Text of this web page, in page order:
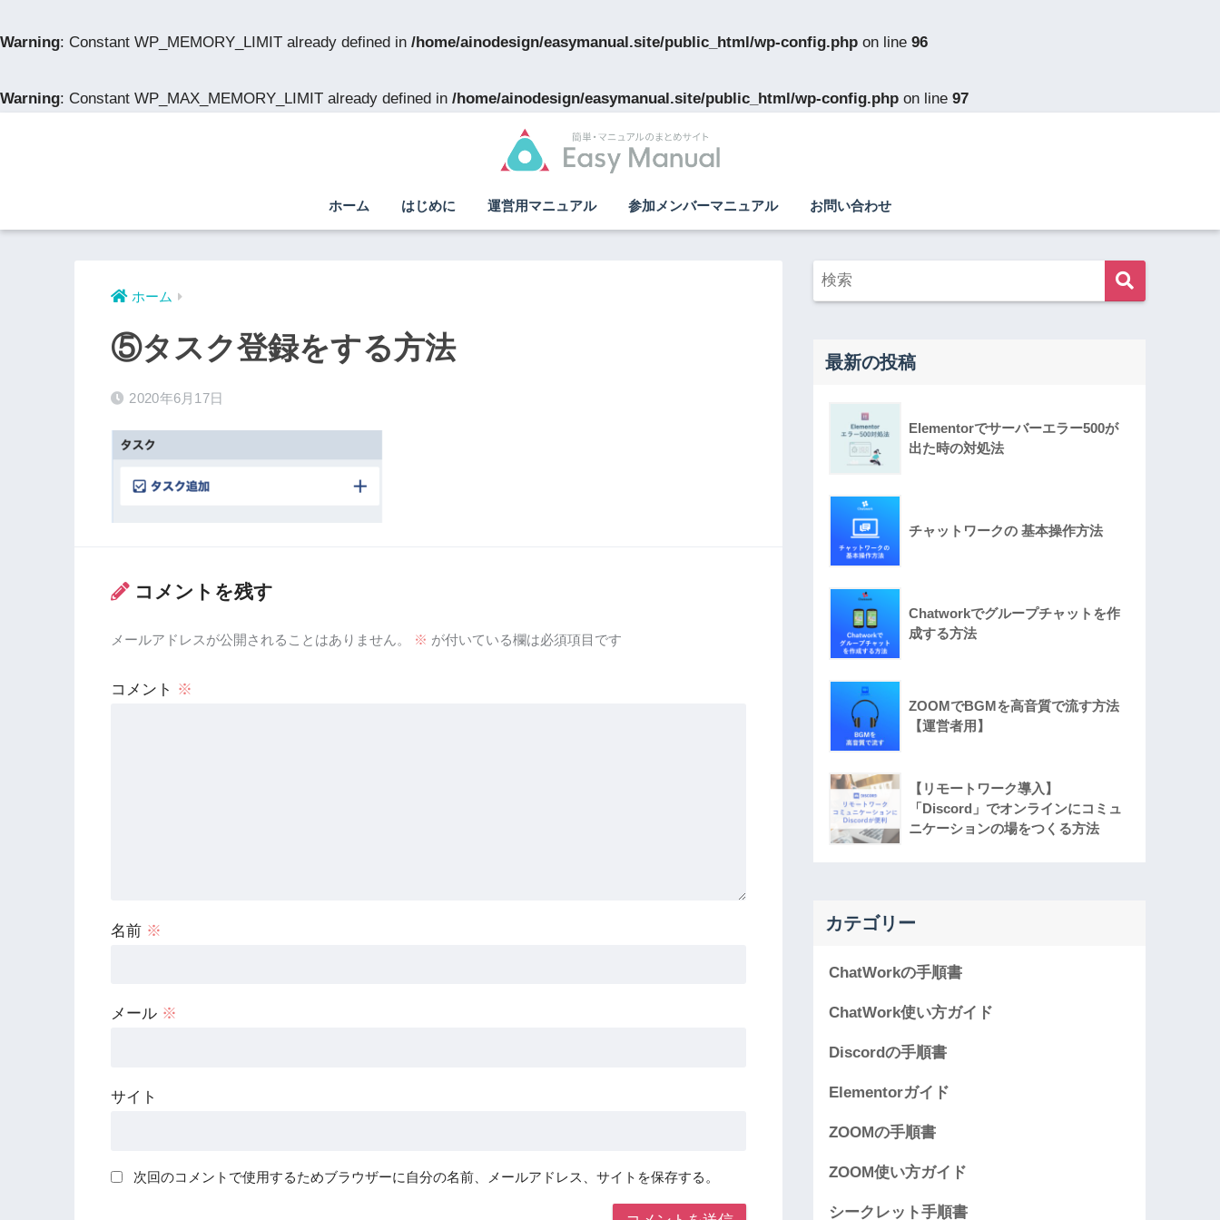
Warning: Constant WP_MEMORY_LIMIT already defined in /home/ainodesign/easymanual.site/public_html/wp-config.php on line 96
Warning: Constant WP_MAX_MEMORY_LIMIT already defined in /home/ainodesign/easymanual.site/public_html/wp-config.php on line 97
ホーム はじめに 運営用マニュアル 参加メンバーマニュアル お問い合わせ
ホーム
⑤タスク登録をする方法
2020年6月17日
コメントを残す
メールアドレスが公開されることはありません。 ※ が付いている欄は必須項目です
コメント ※
名前 ※
メール ※
サイト
次回のコメントで使用するためブラウザーに自分の名前、メールアドレス、サイトを保存する。
最新の投稿
Elementorでサーバーエラー500が
出た時の対処法
チャットワークの 基本操作方法
Chatworkでグループチャットを作
成する方法
ZOOMでBGMを高音質で流す方法
【運営者用】
【リモートワーク導入】
「Discord」でオンラインにコミュ
ニケーションの場をつくる方法
カテゴリー
ChatWorkの手順書
ChatWork使い方ガイド
Discordの手順書
Elementorガイド
ZOOMの手順書
ZOOM使い方ガイド
シークレット手順書